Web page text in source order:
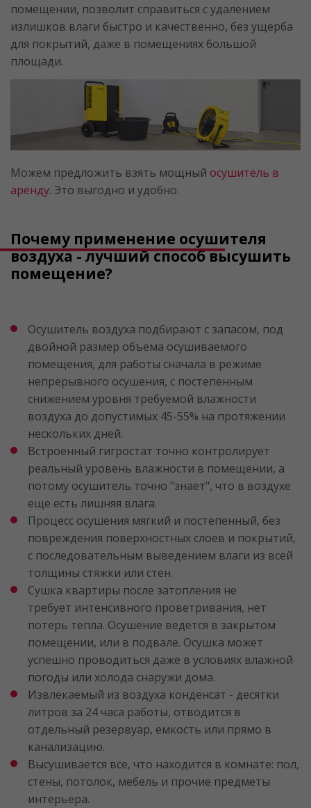
помещении, позволит справиться с удалением
излишков влаги быстро и качественно, без ущерба
для покрытий, даже в помещениях большой
площади.
Можем предложить взять мощный осушитель в
аренду. Это выгодно и удобно.
Почему применение осушителя
воздуха - лучший способ высушить
помещение?
Осушитель воздуха подбирают с запасом, под
двойной размер объема осушиваемого
помещения, для работы сначала в режиме
непрерывного осушения, с постепенным
снижением уровня требуемой влажности
воздуха до допустимых 45-55% на протяжении
нескольких дней.
Встроенный гигростат точно контролирует
реальный уровень влажности в помещении, а
потому осушитель точно "знает", что в воздухе
еще есть лишняя влага.
Процесс осушения мягкий и постепенный, без
повреждения поверхностных слоев и покрытий,
с последовательным выведением влаги из всей
толщины стяжки или стен.
Сушка квартиры после затопления не
требует интенсивного проветривания, нет
потерь тепла. Осушение ведется в закрытом
помещении, или в подвале. Осушка может
успешно проводиться даже в условиях влажной
погоды или холода снаружи дома.
Извлекаемый из воздуха конденсат - десятки
литров за 24 часа работы, отводится в
отдельный резервуар, емкость или прямо в
канализацию.
Высушивается все, что находится в комнате: пол,
стены, потолок, мебель и прочие предметы
интерьера.